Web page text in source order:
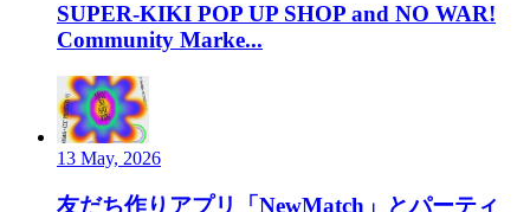
SUPER-KIKI POP UP SHOP and NO WAR!
Community Marke...
13 May, 2026
友だち作りアプリ「NewMatch」とパーティ